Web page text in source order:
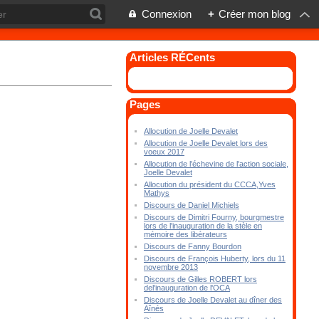
Connexion + Créer mon blog
Articles RÉCents
Pages
Allocution de Joelle Devalet
Allocution de Joelle Devalet lors des
voeux 2017
Allocution de l'échevine de l'action sociale,
Joelle Devalet
Allocution du président du CCCA,Yves
Mathys
Discours de Daniel Michiels
Discours de Dimitri Fourny, bourgmestre
lors de l'inauguration de la stèle en
mémoire des libérateurs
Discours de Fanny Bourdon
Discours de François Huberty, lors du 11
novembre 2013
Discours de Gilles ROBERT lors
del'inauguration de l'OCA
Discours de Joelle Devalet au dîner des
Aînés